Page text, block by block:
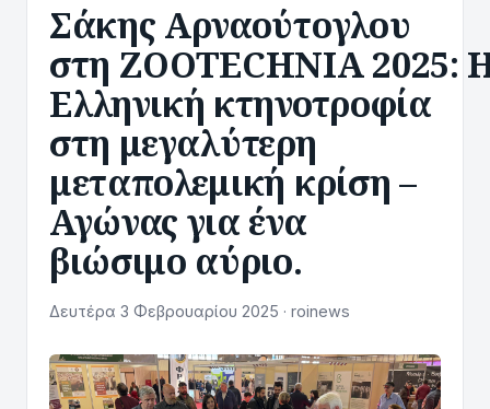
Σάκης Αρναούτογλου
στη ZOOTECHNIA 2025:
Ελληνική κτηνοτροφία
στη μεγαλύτερη
μεταπολεμική κρίση –
Αγώνας για ένα
βιώσιμο αύριο.
Δευτέρα 3 Φεβρουαρίου 2025 · roinews